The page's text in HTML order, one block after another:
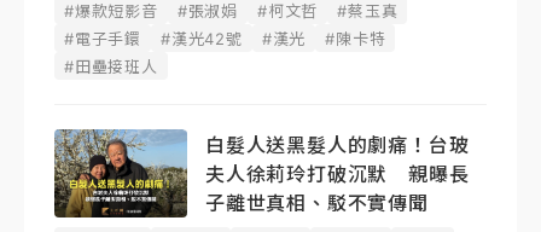
#爆款短影音 #張淑娟 #柯文哲
#蔡玉真
#電子手鐶
#漢光42號 #漢光
#陳卡特
#田壘接班人
白髮人送黑髮人的劇痛！台玻
夫人徐莉玲打破沉默 親曝長
子離世真相、駁不實傳聞